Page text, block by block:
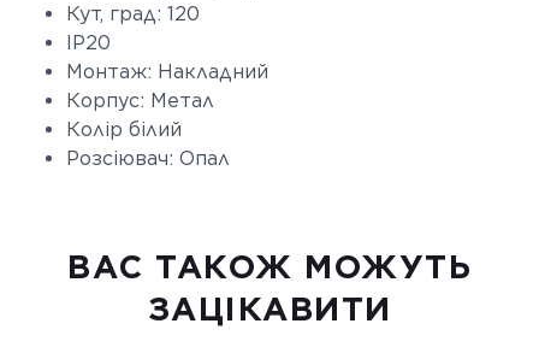
Кут, град: 120
IP20
Монтаж: Накладний
Корпус: Метал
Колір білий
Розсіювач: Опал
ВАC ТАКОЖ МОЖУТЬ
ЗАЦІКАВИТИ